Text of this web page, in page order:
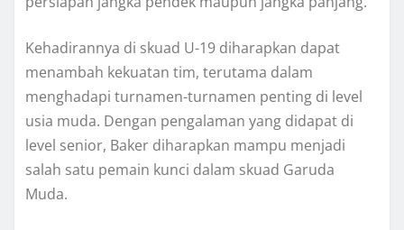
Kehadirannya di skuad U-19 diharapkan dapat
menambah kekuatan tim, terutama dalam
menghadapi turnamen-turnamen penting di level
usia muda. Dengan pengalaman yang didapat di
level senior, Baker diharapkan mampu menjadi
salah satu pemain kunci dalam skuad Garuda
Muda.